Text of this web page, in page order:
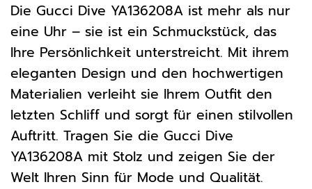
Die Gucci Dive YA136208A ist mehr als nur
eine Uhr – sie ist ein Schmuckstück, das
Ihre Persönlichkeit unterstreicht. Mit ihrem
eleganten Design und den hochwertigen
Materialien verleiht sie Ihrem Outfit den
letzten Schliff und sorgt für einen stilvollen
Auftritt. Tragen Sie die Gucci Dive
YA136208A mit Stolz und zeigen Sie der
Welt Ihren Sinn für Mode und Qualität.